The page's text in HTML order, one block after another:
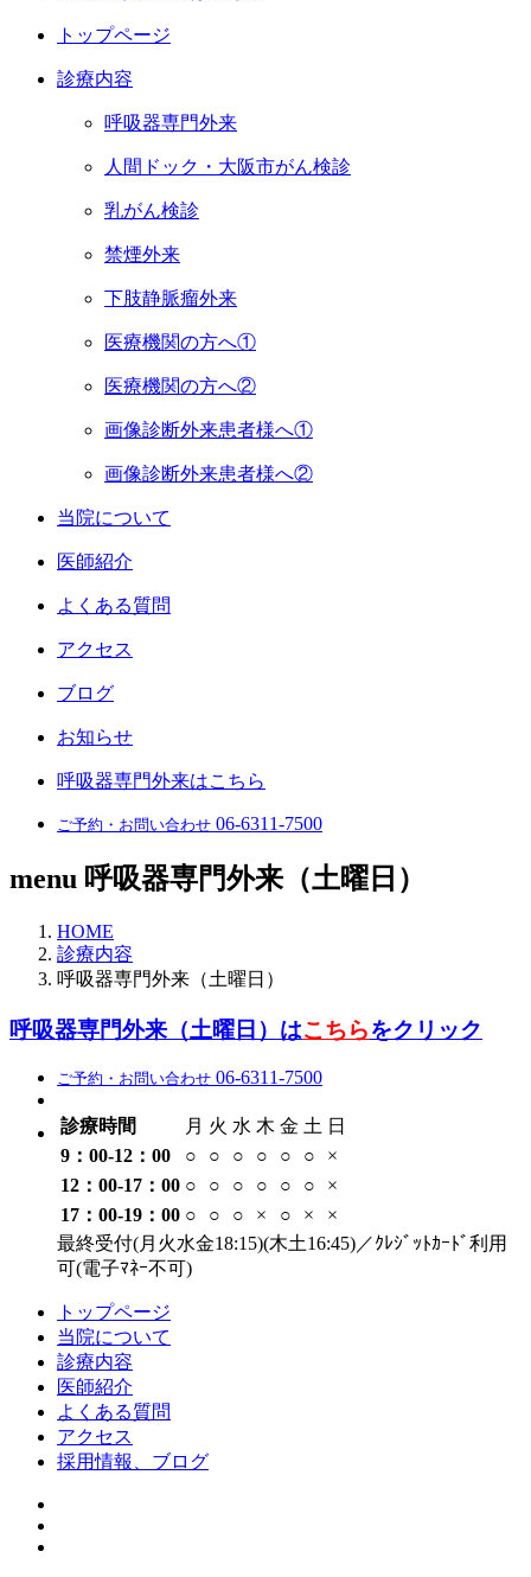
トップページ
診療内容
呼吸器専門外来
人間ドック・大阪市がん検診
乳がん検診
禁煙外来
下肢静脈瘤外来
医療機関の方へ①
医療機関の方へ②
画像診断外来患者様へ①
画像診断外来患者様へ②
当院について
医師紹介
よくある質問
アクセス
ブログ
お知らせ
呼吸器専門外来はこちら
ご予約・お問い合わせ 06-6311-7500
menu 呼吸器専門外来（土曜日）
HOME
診療内容
呼吸器専門外来（土曜日）
呼吸器専門外来（土曜日）はこちらをクリック
ご予約・お問い合わせ 06-6311-7500
診療時間 月 火 水 木 金 土 日
9：00-12：00
○ ○ ○ ○ ○ ○
×
12：00-17：00 ○ ○ ○ ○ ○ ○
×
17：00-19：00 ○ ○ ○ × ○ ×
×
最終受付(月火水金18:15)(木土16:45)／ｸﾚｼﾞｯﾄｶｰﾄﾞ利用
可(電子ﾏﾈｰ不可)
トップページ
当院について
診療内容
医師紹介
よくある質問
アクセス
採用情報、ブログ